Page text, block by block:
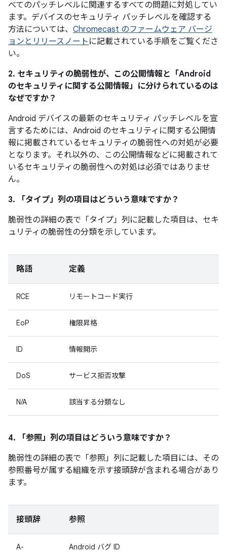
べてのパッチレベルに関連するすべての問題に対処してい
ます。デバイスのセキュリティ パッチレベルを確認する
方法については、 Chromecast のファームウェア バージ
ョンとリリースノート に記載されている手順をご覧くださ
い。
2. セキュリティの脆弱性が、この公開情報と「Android
のセキュリティに関する公開情報」に分けられているのは
なぜですか？
Android デバイスの最新のセキュリティ パッチレベルを宣
言するためには、Android のセキュリティに関する公開情
報に掲載されているセキュリティの脆弱性への対処が必要
となります。それ以外の、この公開情報などに掲載されて
いるセキュリティの脆弱性への対処は必須ではありませ
ん。
3. 「タイプ」 列の項目はどういう意味ですか？
脆弱性の詳細の表で「タイプ」 列に記載した項目は、セキ
ュリティの脆弱性の分類を示しています。
略語 定義
RCE リモートコード実行
EoP 権限昇格
ID 情報開示
DoS サービス拒否攻撃
N/A 該当する分類なし
4. 「参照」 列の項目はどういう意味ですか？
脆弱性の詳細の表で「参照」 列に記載した項目には、その
参照番号が属する組織を示す接頭辞が含まれる場合があり
ます。
接頭辞 参照
A- Android バグ ID